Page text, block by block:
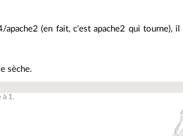
(en fait, c'est apache2 qui tourne), il
sèche.
à 1 .